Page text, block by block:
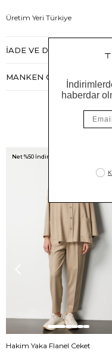
Üretim Yeri Türkiye
İADE VE DEĞIŞIM
MANKEN ÖLÇÜLERI
Hakim Yaka Flanel Ceket
Net %50 İndirim!